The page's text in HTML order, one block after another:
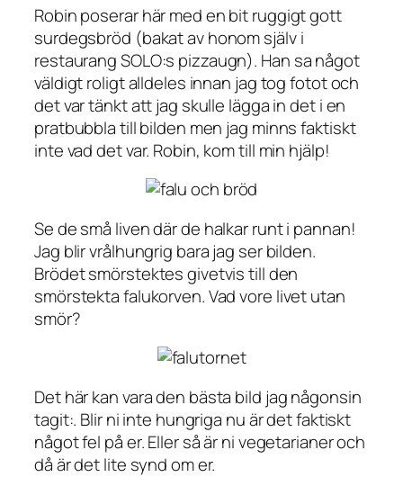
Robin poserar här med en bit ruggigt gott
surdegsbröd (bakat av honom själv i
restaurang SOLO:s pizzaugn). Han sa något
väldigt roligt alldeles innan jag tog fotot och
det var tänkt att jag skulle lägga in det i en
pratbubbla till bilden men jag minns faktiskt
inte vad det var. Robin, kom till min hjälp!
Se de små liven där de halkar runt i pannan!
Jag blir vrålhungrig bara jag ser bilden.
Brödet smörstektes givetvis till den
smörstekta falukorven. Vad vore livet utan
smör?
Det här kan vara den bästa bild jag någonsin
tagit:. Blir ni inte hungriga nu är det faktiskt
något fel på er. Eller så är ni vegetarianer och
då är det lite synd om er.